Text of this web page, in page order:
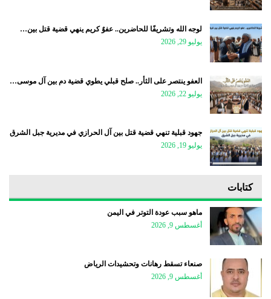
لوجه الله وتشريفًا للحاضرين.. عفوٌ كريم ينهي قضية قتل بين…
يوليو 29, 2026
العفو ينتصر على الثأر.. صلح قبلي يطوي قضية دم بين آل موسى…
يوليو 22, 2026
جهود قبلية تنهي قضية قتل بين آل الحرازي في مديرية جبل الشرق
يوليو 19, 2026
كتابات
ماهو سبب عودة التوتر في اليمن
أغسطس 9, 2026
صنعاء تسقط رهانات وتحشيدات الرياض
أغسطس 9, 2026